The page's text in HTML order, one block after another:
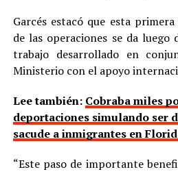
Garcés estacó que esta
de las operaciones se da luego
trabajo desarrollado en
Ministerio con el apoyo
Lee también: Cobraba miles
deportaciones simulando ser
sacude a inmigrantes en
“Este paso de importante